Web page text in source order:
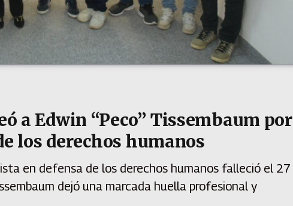
a Edwin “Peco” Tissembaum por
los derechos humanos
en defensa de los derechos humanos falleció el 27
dejó una marcada huella profesional y